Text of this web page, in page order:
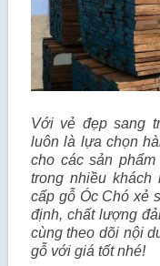
Với vẻ đẹp sang
luôn là lựa chọn
cho các sản
trong nhiều
cấp gỗ Óc Chó xẻ
định, chất lượng
cùng theo dõi nội
gỗ với giá tốt nhé!